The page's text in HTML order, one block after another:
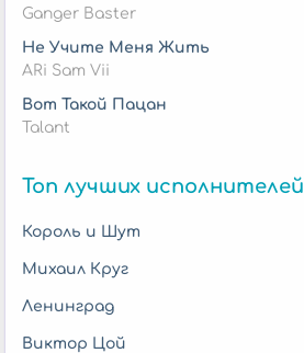
Ganger Baster
Не Учите Меня Жить
ARi Sam Vii
Вот Такой Пацан
Talant
Топ лучших исполнителей
Король и Шут
Михаил Круг
Ленинград
Виктор Цой